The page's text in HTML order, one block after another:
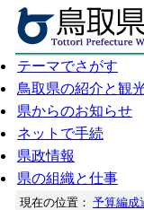
テーマでさがす
鳥取県の紹介と観
県からのお知らせ
ネットで手続
県政情報
県の組織と仕事
現在の位置： 予算編成